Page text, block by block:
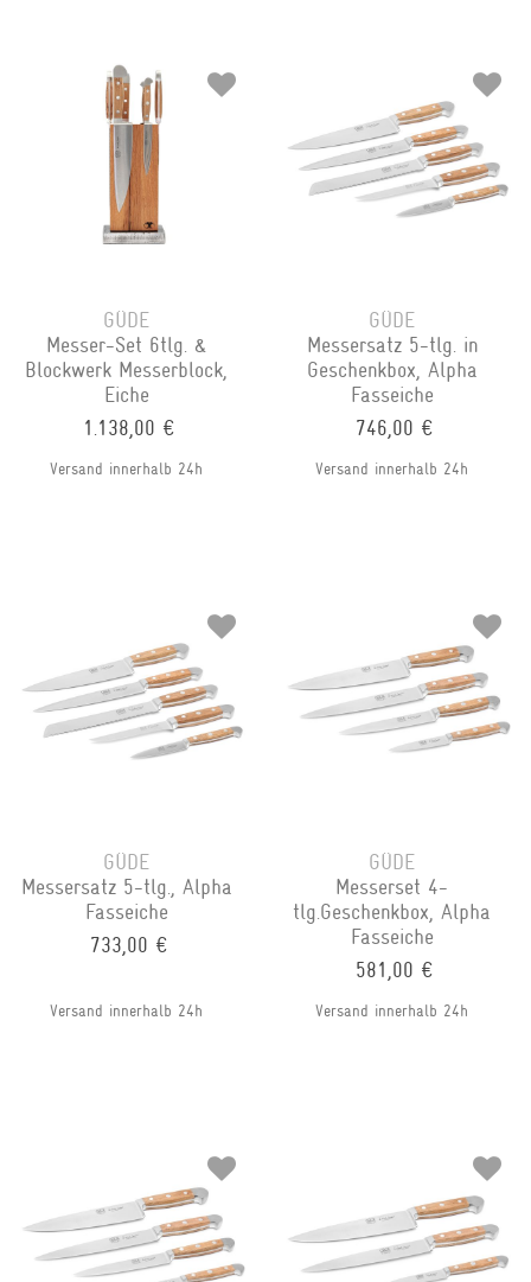
GÜDE
Messer-Set 6tlg. &
Blockwerk Messerblock,
Eiche
1.138,00 €
Versand innerhalb 24h
GÜDE
Messersatz 5-tlg. in
Geschenkbox, Alpha
Fasseiche
746,00 €
Versand innerhalb 24h
GÜDE
Messersatz 5-tlg., Alpha
Fasseiche
733,00 €
Versand innerhalb 24h
GÜDE
Messerset 4-
tlg.Geschenkbox, Alpha
Fasseiche
581,00 €
Versand innerhalb 24h